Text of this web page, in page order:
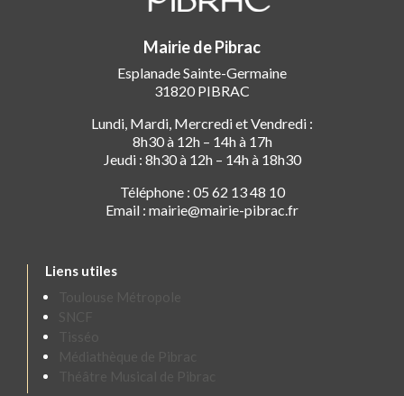
Mairie de Pibrac
Esplanade Sainte-Germaine
31820 PIBRAC
Lundi, Mardi, Mercredi et Vendredi :
8h30 à 12h – 14h à 17h
Jeudi : 8h30 à 12h – 14h à 18h30
Téléphone : 05 62 13 48 10
Email : mairie@mairie-pibrac.fr
Liens utiles